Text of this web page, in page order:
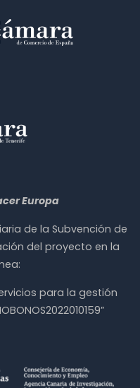
Europa
de la Subvención de
del proyecto en la
para la gestión